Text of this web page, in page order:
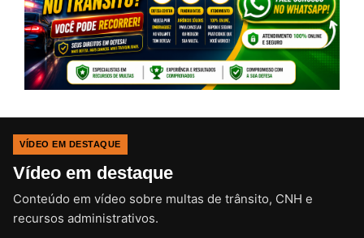
VÍDEO EM DESTAQUE
Vídeo em destaque
Conteúdo em vídeo sobre multas de trânsito, CNH e
recursos administrativos.CLIQUE PARA ATIVAR O SOM